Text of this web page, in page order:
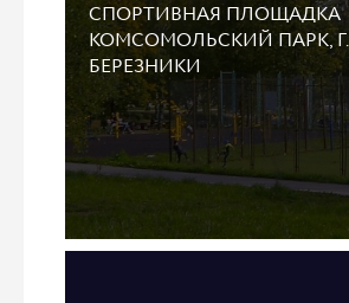
СПОРТИВНАЯ ПЛОЩАДКА
КОМСОМОЛЬСКИЙ ПАРК, Г.
БЕРЕЗНИКИ